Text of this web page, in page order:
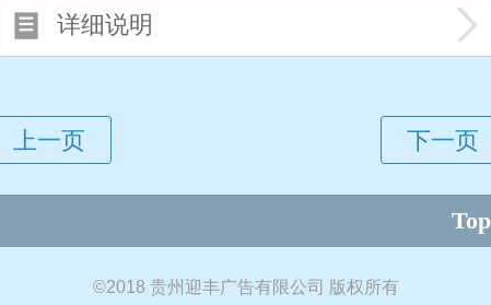
详细说明
Top
©2018 贵州迎丰广告有限公司 版权所有